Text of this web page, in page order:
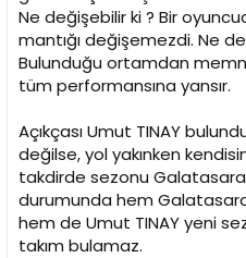
Ne değişebilir ki ? Bir
mantığı değişemezdi. Ne
Bulunduğu ortamdan
tüm performansına yansır.
Açıkçası Umut TINAY
değilse, yol yakınken
takdirde sezonu
durumunda hem
hem de Umut TINAY yeni
takım bulamaz.